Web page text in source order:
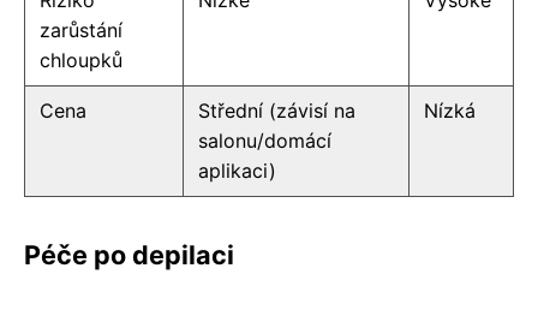
zarůstání
chloupků
Cena
Střední (závisí na
salonu/domácí
aplikaci)
Nízká
Péče po depilaci